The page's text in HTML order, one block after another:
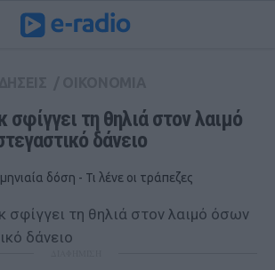
τη θηλιά στον λαιμό
δάνειο
δόση - Τι λένε οι τράπεζες